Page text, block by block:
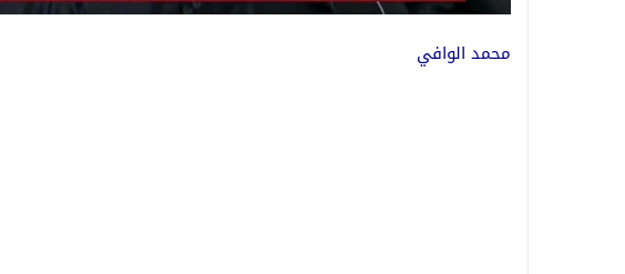
محمد الوافي